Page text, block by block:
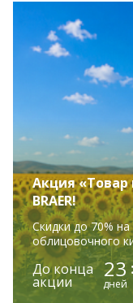
Акция «Товар
BRAER!
Скидки до 70%
облицовочного
До конца
акции 23
дней
: